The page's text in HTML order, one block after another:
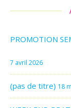
PROMOTION
7 avril 2026
(pas de titre) 18